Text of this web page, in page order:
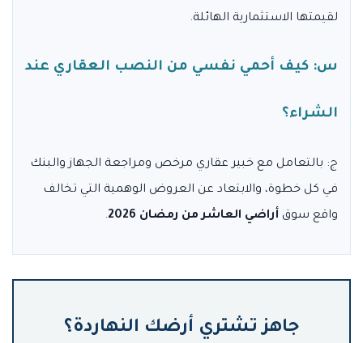
لقيمتها الاستثمارية الهائلة.
س: كيف أحمي نفسي من النصب العقاري عند
الشراء؟
ج: بالتعامل مع خبير عقاري مرخص ومراجعة الجهاز والبنك
في كل خطوة، والابتعاد عن العروض الوهمية التي تخالف
واقع سوق أراضي العاشر من رمضان 2026 .
جاهز تشتري أرضك النهاردة؟